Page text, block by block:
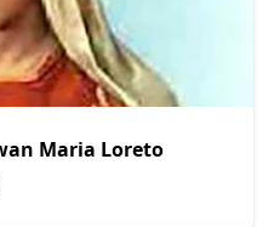
Maria Loreto